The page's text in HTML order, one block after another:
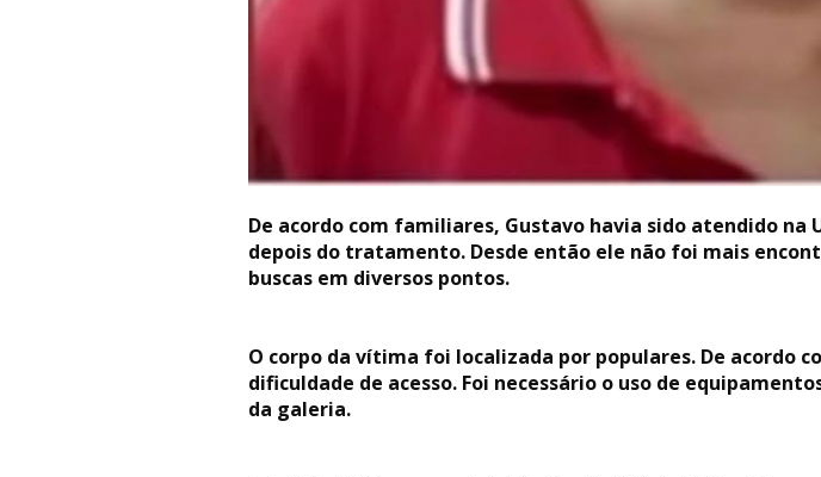
De acordo com familiares, Gustavo havia sido atendido na
depois do tratamento. Desde então ele não foi mais
buscas em diversos pontos.
O corpo da vítima foi localizada por populares. De acordo
dificuldade de acesso. Foi necessário o uso de
da galeria.